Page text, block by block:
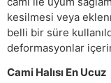
kesilmesi veya
belli bir süre
deformasyonlar
Cami Halısı En Ucuz